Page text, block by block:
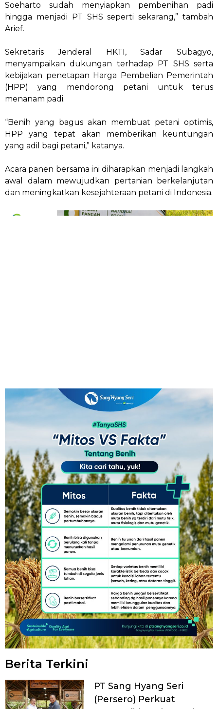
Soeharto sudah menyiapkan pembenihan padi
hingga menjadi PT SHS seperti sekarang,” tambah
Arief.
Sekretaris Jenderal HKTI, Sadar Subagyo,
menyampaikan dukungan terhadap PT SHS serta
kebijakan penetapan Harga Pembelian Pemerintah
(HPP) yang mendorong petani untuk terus
menanam padi.
“Benih yang bagus akan membuat petani optimis,
HPP yang tepat akan memberikan keuntungan
yang adil bagi petani,” katanya.
Acara panen bersama ini diharapkan menjadi langkah
awal dalam mewujudkan pertanian berkelanjutan
dan meningkatkan kesejahteraan petani di Indonesia.
Berita Terkini
PT Sang Hyang Seri
(Persero) Perkuat